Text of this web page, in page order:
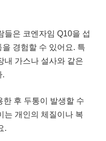
들은 코엔자임 Q10을 섭
경험할 수 있어요. 특
내 가스나 설사와 같은
.
한 후 두통이 발생할 수
는 개인의 체질이나 복
.